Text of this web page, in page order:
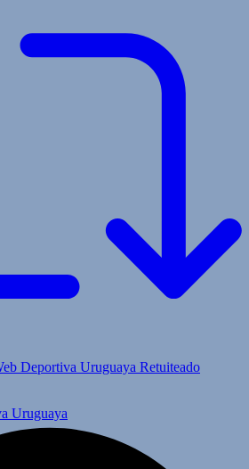
Deportiva Uruguaya Retuiteado
Uruguaya